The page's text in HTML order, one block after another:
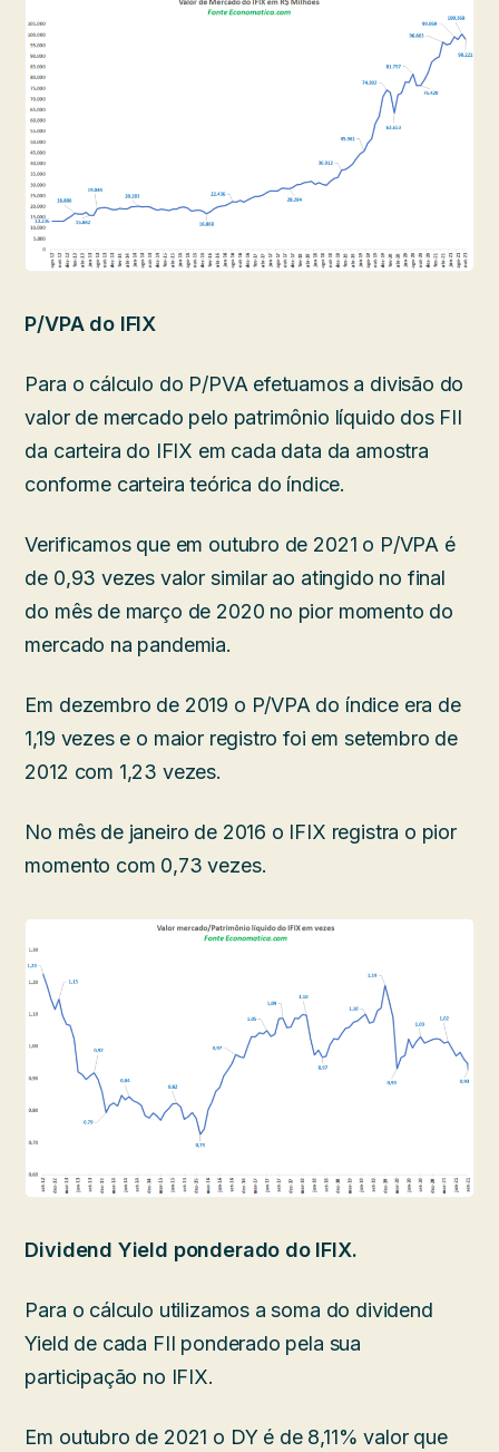
P/VPA do IFIX
Para o cálculo do P/PVA efetuamos a divisão do
valor de mercado pelo patrimônio líquido dos FII
da carteira do IFIX em cada data da amostra
conforme carteira teórica do índice.
Verificamos que em outubro de 2021 o P/VPA é
de 0,93 vezes valor similar ao atingido no final
do mês de março de 2020 no pior momento do
mercado na pandemia.
Em dezembro de 2019 o P/VPA do índice era de
1,19 vezes e o maior registro foi em setembro de
2012 com 1,23 vezes.
No mês de janeiro de 2016 o IFIX registra o pior
momento com 0,73 vezes.
Dividend Yield ponderado do IFIX.
Para o cálculo utilizamos a soma do dividend
Yield de cada FII ponderado pela sua
participação no IFIX.
Em outubro de 2021 o DY é de 8,11% valor que